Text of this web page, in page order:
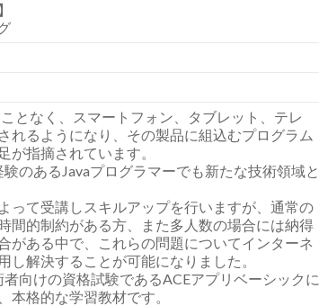
となく、スマートフォン、タブレット、テレ
れるようになり、その製品に組込むプログラム
が指摘されています。
のあるJavaプログラマーでも新たな技術領域と
って受講しスキルアップを行いますが、通常の
間的制約がある方、また多人数の場合には納得
がある中で、これらの問題についてインターネ
解決することが可能になりました。
向けの資格試験であるACEアプリベーシックに
本格的な学習教材です。